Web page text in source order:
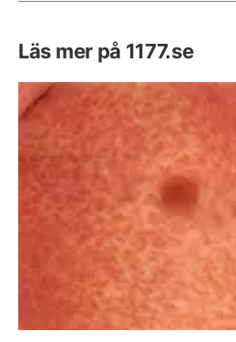
Läs mer på 1177.se